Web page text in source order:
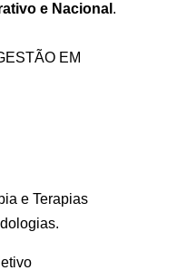
e Nacional .
EM
e Terapias